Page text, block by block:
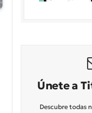
Únete a
Descubre todas